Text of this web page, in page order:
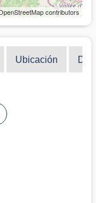
contributors
Ubicación